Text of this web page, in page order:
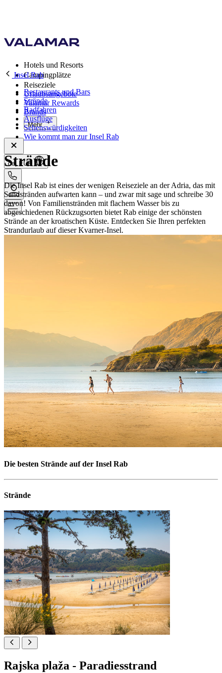
Hotels und Resorts
Campingplätze
Reiseziele
Urlaubsangebote
Valamar Rewards
Brands
Mehr
de, EUR
Insel Rab
Restaurants und Bars
Strände
Radfahren
Ausflüge
Sehenswürdigkeiten
Wie kommt man zur Insel Rab
Strände
Die Insel Rab ist eines der wenigen Reiseziele an der Adria, das mit
Sandstränden aufwarten kann – und zwar mit sage und schreibe 30
davon! Von Familienstränden mit flachem Wasser bis zu
abgeschiedenen Rückzugsorten bietet Rab einige der schönsten
Strände an der kroatischen Küste. Entdecken Sie Ihren perfekten
Strandurlaub auf dieser Kvarner-Insel.
Die besten Strände auf der Insel Rab
Strände
Rajska plaža - Paradiesstrand